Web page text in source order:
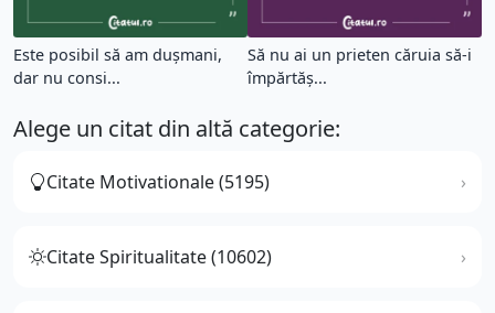
Este posibil să am dușmani,
dar nu consi...
Să nu ai un prieten căruia să-i
împărtăș...
Alege un citat din altă categorie:
Citate Motivationale (5195)
Citate Spiritualitate (10602)